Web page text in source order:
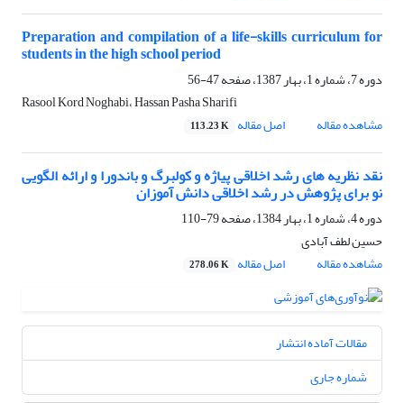
Preparation and compilation of a life-skills curriculum for
students in the high school period
دوره 7، شماره 1، بهار 1387، صفحه
47-56
Rasool Kord Noghabi، Hassan Pasha Sharifi
مشاهده مقاله
اصل مقاله 113.23 K
نقد نظریه های رشد اخلاقی پیاژه و کولبرگ و باندورا و ارائه الگویی
نو برای پژوهش در رشد اخلاقی دانش آموزان
دوره 4، شماره 1، بهار 1384، صفحه
79-110
حسین لطف آبادی
مشاهده مقاله
اصل مقاله 278.06 K
مقالات آماده انتشار
شماره جاری